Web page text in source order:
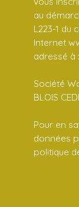
au
L223-1 du
Internet
adressé à :
Société
BLOIS
Pour en
données
politique